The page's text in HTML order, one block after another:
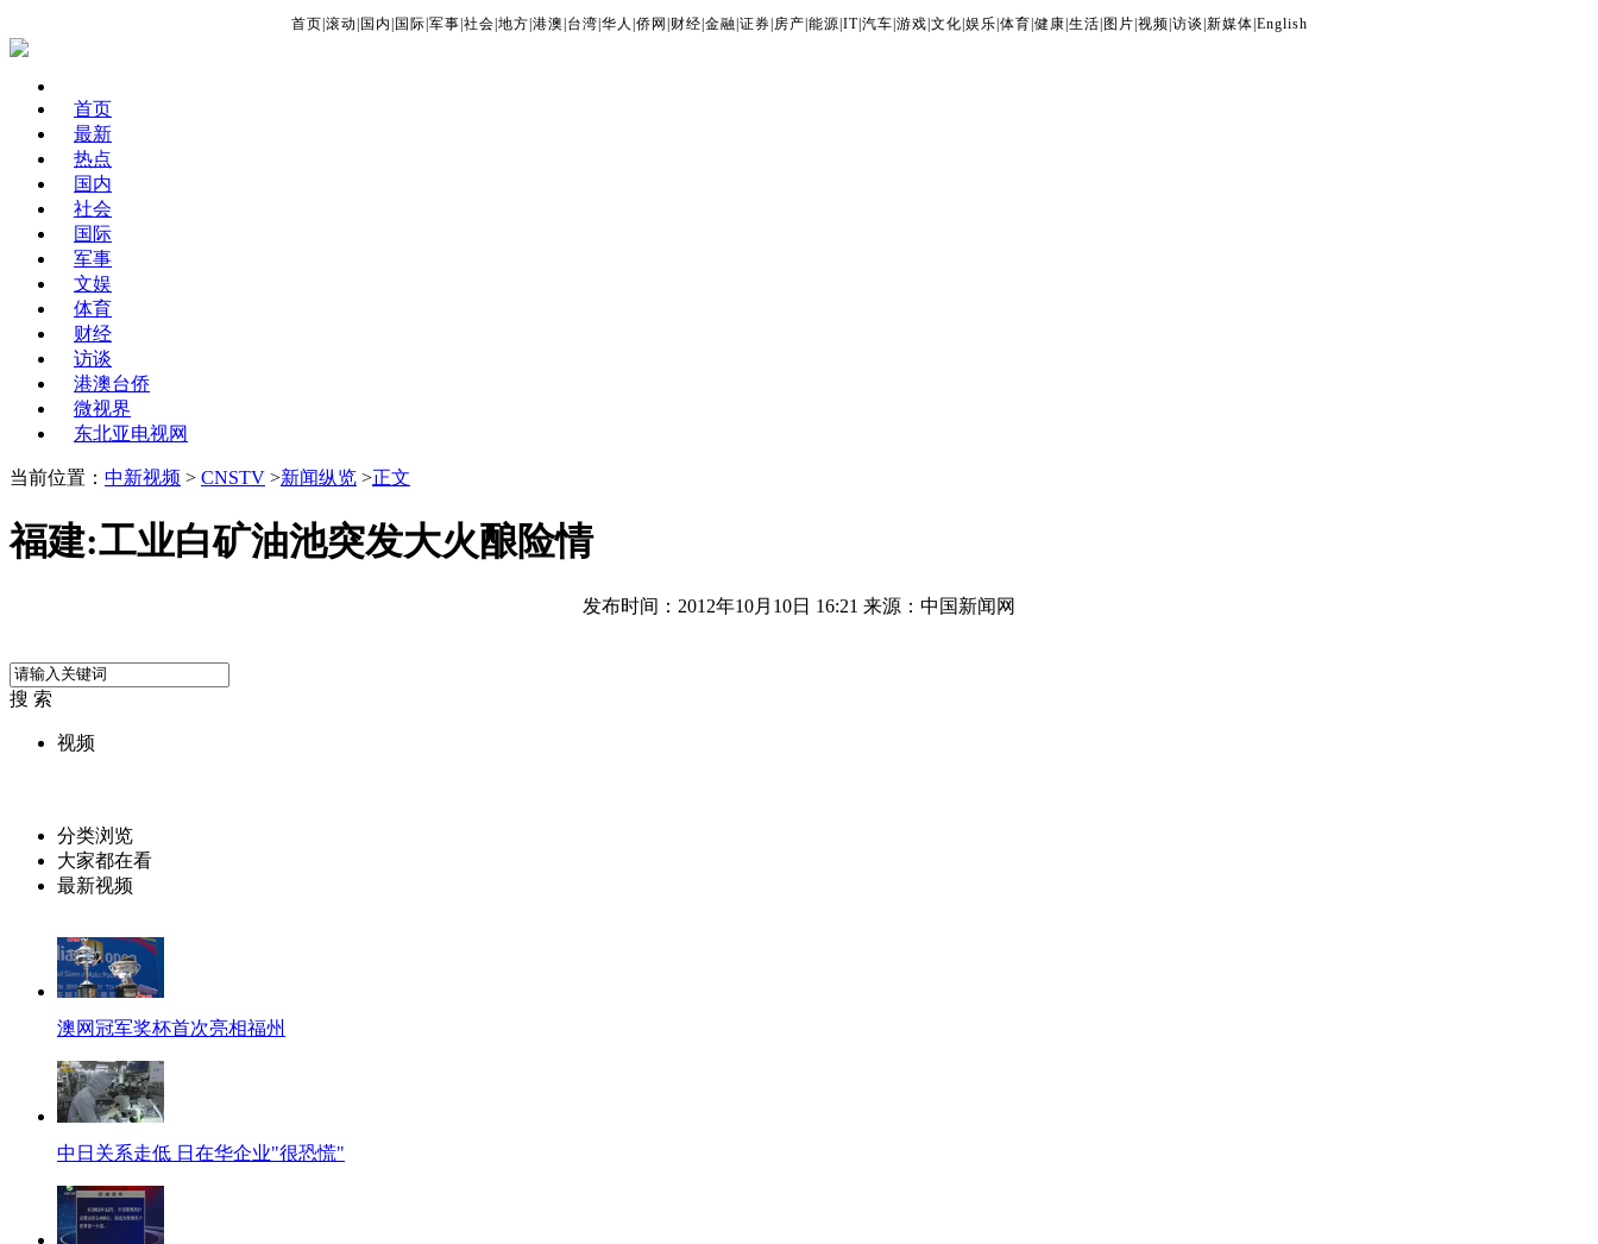
首页 滚动 国内 国际 军事 社会 地方 港澳 台湾 华人 侨网 财经 金融 证券 房产 能源 IT| 汽车 游戏 文化 娱乐 体育 健康 生活 图片 视频 访谈 新媒体 English
首页
最新
热点
国内
社会
国际
军事
文娱
体育
财经
访谈
港澳台侨
微视界
东北亚电视网
当前位置： 中新视频 > CNSTV >新闻纵览 >正文
福建:工业白矿油池突发大火酿险情
发布时间：2012年10月10日 16:21 来源：中国新闻网
搜 索
视频
分类浏览
大家都在看
最新视频
澳网冠军奖杯首次亮相福州
中日关系走低 日在华企业"很恐慌"